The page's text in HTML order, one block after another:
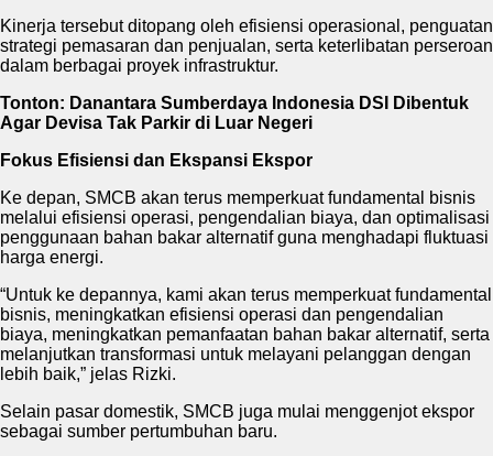
Kinerja tersebut ditopang oleh efisiensi operasional, penguatan
strategi pemasaran dan penjualan, serta keterlibatan perseroan
dalam berbagai proyek infrastruktur.
Tonton: Danantara Sumberdaya Indonesia DSI Dibentuk
Agar Devisa Tak Parkir di Luar Negeri
Fokus Efisiensi dan Ekspansi Ekspor
Ke depan, SMCB akan terus memperkuat fundamental bisnis
melalui efisiensi operasi, pengendalian biaya, dan optimalisasi
penggunaan bahan bakar alternatif guna menghadapi fluktuasi
harga energi.
“Untuk ke depannya, kami akan terus memperkuat fundamental
bisnis, meningkatkan efisiensi operasi dan pengendalian
biaya, meningkatkan pemanfaatan bahan bakar alternatif, serta
melanjutkan transformasi untuk melayani pelanggan dengan
lebih baik,” jelas Rizki.
Selain pasar domestik, SMCB juga mulai menggenjot ekspor
sebagai sumber pertumbuhan baru.